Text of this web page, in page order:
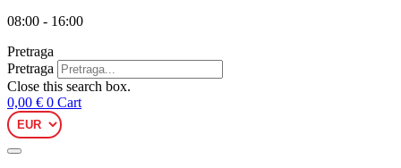
08:00 - 16:00
Pretraga
Pretraga
Close this search box.
0,00 € 0 Cart